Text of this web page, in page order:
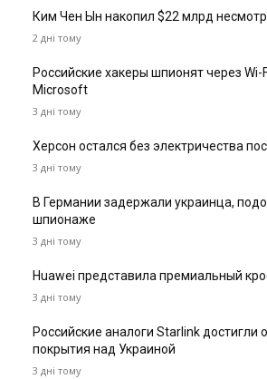
Ким Чен Ын накопил $22 млрд
2 дні тому
Российские хакеры шпионят через Wi-
Microsoft
3 дні тому
Херсон остался без электричества
3 дні тому
В Германии задержали украинца,
шпионаже
3 дні тому
Huawei представила премиальный
3 дні тому
Российские аналоги Starlink достигли
покрытия над Украиной
3 дні тому